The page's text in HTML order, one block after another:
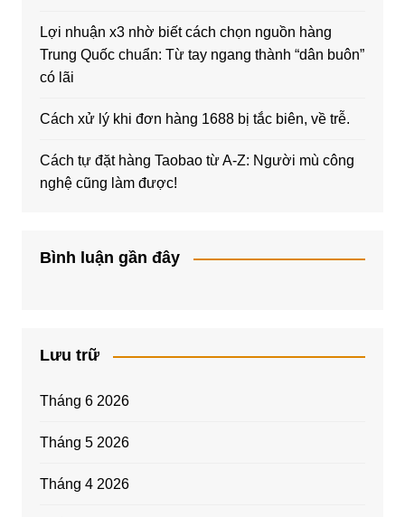
Lợi nhuận x3 nhờ biết cách chọn nguồn hàng
Trung Quốc chuẩn: Từ tay ngang thành “dân buôn”
có lãi
Cách xử lý khi đơn hàng 1688 bị tắc biên, về trễ.
Cách tự đặt hàng Taobao từ A-Z: Người mù công
nghệ cũng làm được!
Bình luận gần đây
Lưu trữ
Tháng 6 2026
Tháng 5 2026
Tháng 4 2026